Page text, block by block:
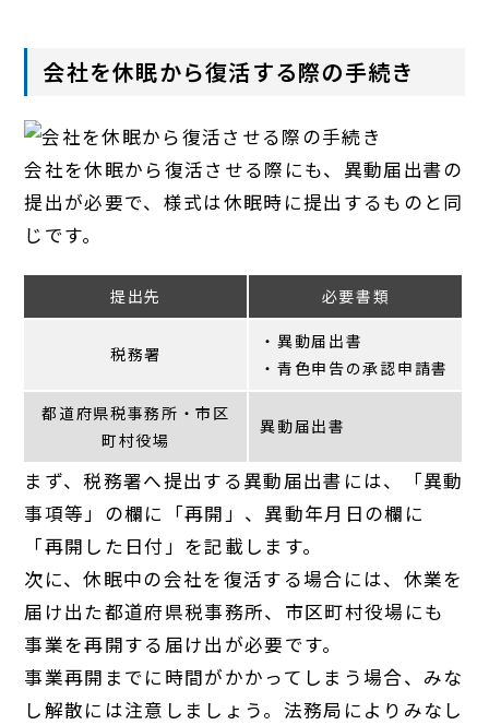
会社を休眠から復活する際の手続き
会社を休眠から復活させる際にも、異動届出書の
提出が必要で、様式は休眠時に提出するものと同
じです。
提出先 必要書類
税務署
・異動届出書
・青色申告の承認申請書
都道府県税事務所・市区
町村役場
異動届出書
まず、税務署へ提出する異動届出書には、「異動
事項等」の欄に「再開」、異動年月日の欄に
「再開した日付」を記載します。
次に、休眠中の会社を復活する場合には、休業を
届け出た都道府県税事務所、市区町村役場にも
事業を再開する届け出が必要です。
事業再開までに時間がかかってしまう場合、みな
し解散には注意しましょう。法務局によりみなし